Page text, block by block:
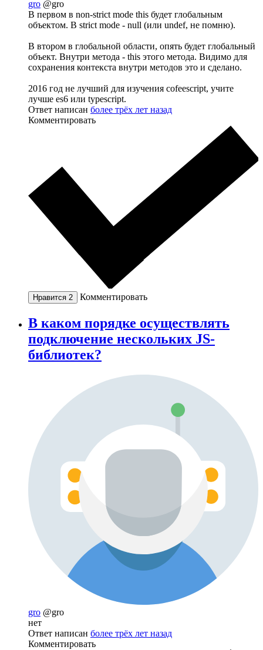
gro @gro
В первом в non-strict mode this будет глобальным
объектом. В strict mode - null (или undef, не помню).
В втором в глобальной области, опять будет глобальный
объект. Внутри метода - this этого метода. Видимо для
сохранения контекста внутри методов это и сделано.
2016 год не лучший для изучения cofeescript, учите
лучше es6 или typescript.
Ответ написан более трёх лет назад
Комментировать
Нравится 2 Комментировать
В каком порядке осуществлять
подключение нескольких JS-
библиотек?
gro @gro
нет
Ответ написан более трёх лет назад
Комментировать